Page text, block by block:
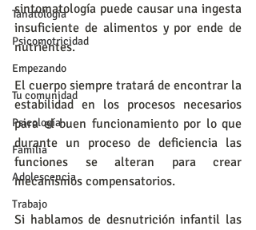
Tanatología
Psicomotricidad
Empezando
Tu comunidad
Psicología
Familia
Adolescencia
Trabajo
sintomatología puede causar una ingesta
insuficiente de alimentos y por ende de
nutrientes.
El cuerpo siempre tratará de encontrar la
estabilidad en los procesos necesarios
para el buen funcionamiento por lo que
durante un proceso de deficiencia las
funciones se alteran para crear
mecanismos compensatorios.
Si hablamos de desnutrición infantil las